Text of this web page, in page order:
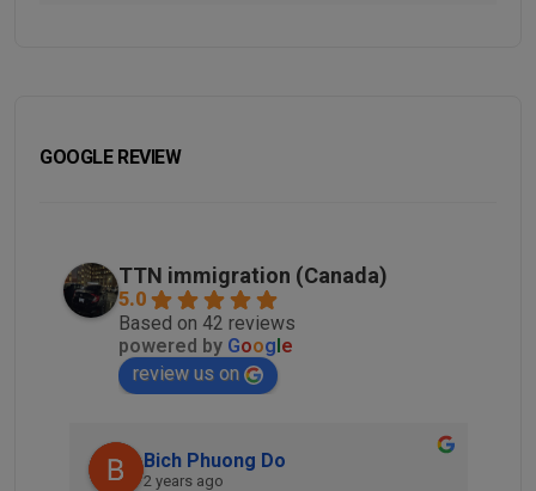
GOOGLE REVIEW
TTN immigration (Canada)
5.0
Based on 42 reviews
powered by Google
review us on
Bich Phuong Do
2 years ago